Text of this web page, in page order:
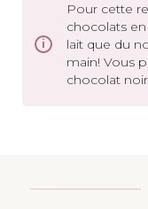
Pour cette
chocolats
lait que du
main! Vous
chocolat